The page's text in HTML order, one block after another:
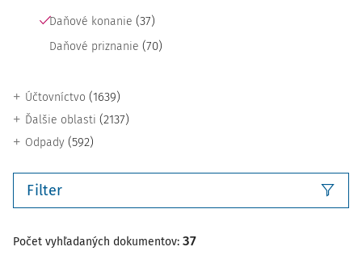
Daňové konanie (37)
Daňové priznanie (70)
Účtovníctvo (1639)
Ďalšie oblasti (2137)
Odpady (592)
Filter
Počet vyhľadaných dokumentov: 37